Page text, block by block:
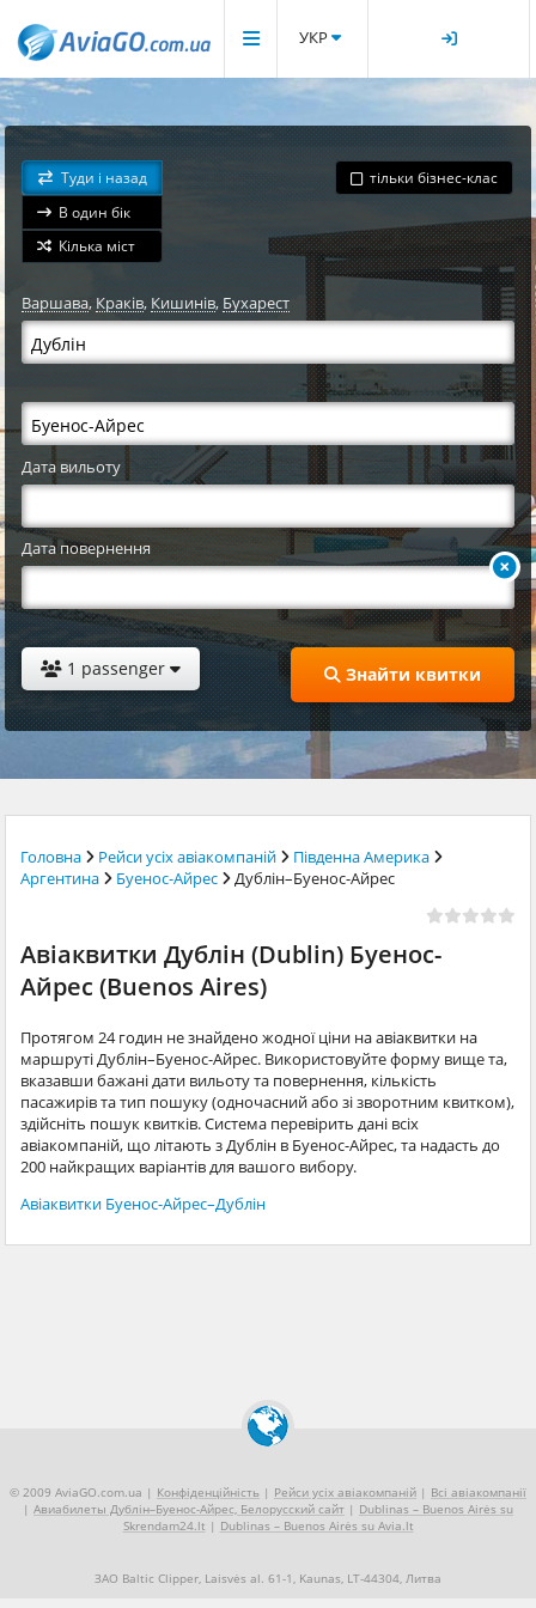
УКР
Туди і назад
В один бік
Кілька міст
тільки бізнес-клас
Варшава,Краків, Кишинів, Бухарест
Дата вильоту
Дата повернення
1 passenger Знайти квитки
Головна Рейси усіх авіакомпаній
Південна Америка
Аргентина
Буенос-Айрес Дублін–Буенос-Айрес
Авіаквитки Дублін (Dublin) Буенос-
Айрес (Buenos Aires)
Протягом 24 годин не знайдено жодної ціни на авіаквитки на
маршруті Дублін–Буенос-Айрес. Використовуйте форму вище та,
вказавши бажані дати вильоту та повернення, кількість
пасажирів та тип пошуку (одночасний або зі зворотним квитком),
здійсніть пошук квитків. Система перевірить дані всіх
авіакомпаній, що літають з Дублін в Буенос-Айрес, та надасть до
200 найкращих варіантів для вашого вибору.
Авіаквитки Буенос-Айрес–Дублін
© 2009 AviaGO.com.ua | Конфіденційність | Рейси усіх авіакомпаній | Всі авіакомпанії
| Авиабилеты Дублін–Буенос-Айрес, Белорусский сайт | Dublinas – Buenos Airės su
Skrendam24.lt | Dublinas – Buenos Airės su Avia.lt
ЗАО Baltic Clipper, Laisvės al. 61-1, Kaunas, LT-44304, Литва